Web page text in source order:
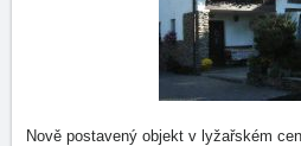
Nově postavený objekt v lyžařském